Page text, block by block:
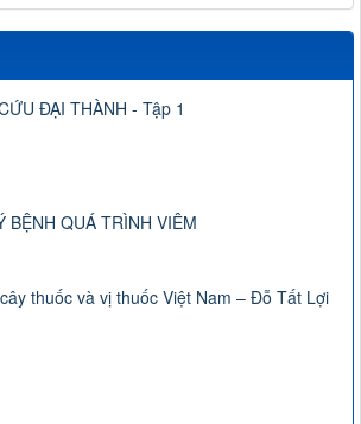
ĐẠI THÀNH - Tập 1
BỆNH QUÁ TRÌNH VIÊM
thuốc và vị thuốc Việt Nam – Đỗ Tất Lợi